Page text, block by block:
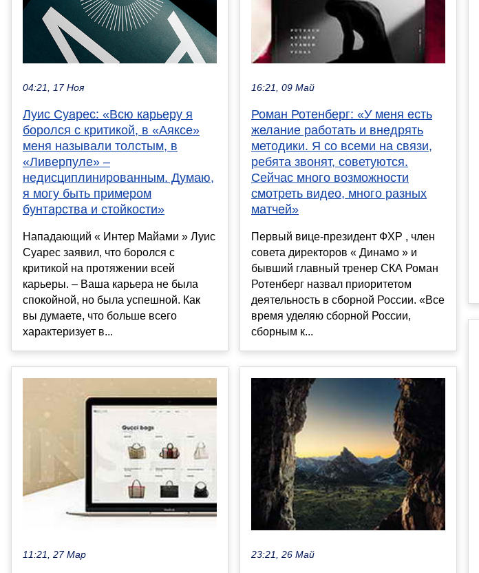
04:21, 17 Ноя
Луис Суарес: «Всю карьеру я
боролся с критикой, в «Аяксе»
меня называли толстым, в
«Ливерпуле» –
недисциплинированным. Думаю,
я могу быть примером
бунтарства и стойкости»
Нападающий « Интер Майами » Луис
Суарес заявил, что боролся с
критикой на протяжении всей
карьеры. – Ваша карьера не была
спокойной, но была успешной. Как
вы думаете, что больше всего
характеризует в...
11:21, 27 Мар
16:21, 09 Май
Роман Ротенберг: «У меня есть
желание работать и внедрять
методики. Я со всеми на связи,
ребята звонят, советуются.
Сейчас много возможности
смотреть видео, много разных
матчей»
Первый вице-президент ФХР , член
совета директоров « Динамо » и
бывший главный тренер СКА Роман
Ротенберг назвал приоритетом
деятельность в сборной России. «Все
время уделяю сборной России,
сборным к...
23:21, 26 Май